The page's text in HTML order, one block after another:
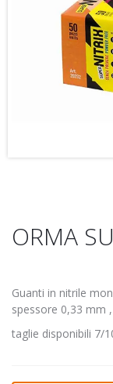
ORMA
Guanti in nitrile
spessore 0,33 mm
taglie disponibili 7/